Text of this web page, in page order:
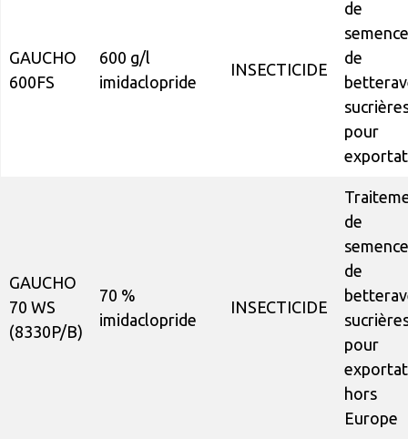
GAUCHO
600FS
600 g/l
imidaclopride
INSECTICIDE
de
de
pour
GAUCHO
70 WS
(8330P/B)
70 %
imidaclopride
INSECTICIDE
de
de
pour
hors
Europe